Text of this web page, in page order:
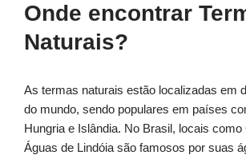
Onde encontrar
Naturais?
As termas naturais estão localizadas em
do mundo, sendo populares em países
Hungria e Islândia. No Brasil, locais
Águas de Lindóia são famosos por suas